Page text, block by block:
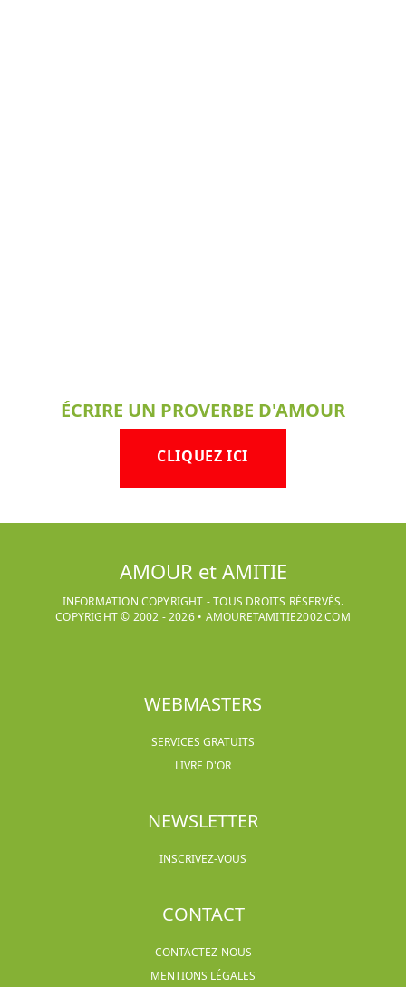
ÉCRIRE UN PROVERBE D'AMOUR
CLIQUEZ ICI
AMOUR et AMITIE
INFORMATION COPYRIGHT - TOUS DROITS RÉSERVÉS.
COPYRIGHT © 2002 -2026• AMOURETAMITIE2002.COM
WEBMASTERS
SERVICES GRATUITS
LIVRE D'OR
NEWSLETTER
INSCRIVEZ-VOUS
CONTACT
CONTACTEZ-NOUS
MENTIONS LÉGALES